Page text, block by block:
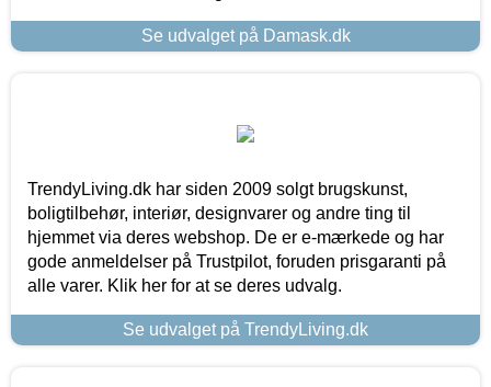
Se udvalget på Damask.dk
TrendyLiving.dk har siden 2009 solgt brugskunst,
boligtilbehør, interiør, designvarer og andre ting til
hjemmet via deres webshop. De er e-mærkede og har
gode anmeldelser på Trustpilot, foruden prisgaranti på
alle varer. Klik her for at se deres udvalg.
Se udvalget på TrendyLiving.dk